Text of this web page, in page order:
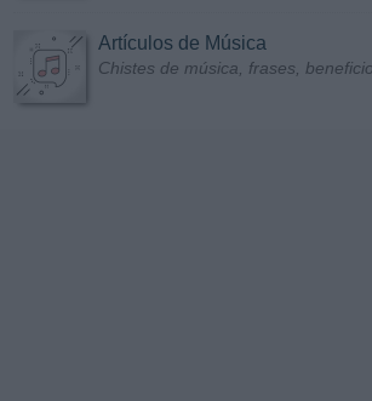
Artículos de Música
Chistes de música, frases,